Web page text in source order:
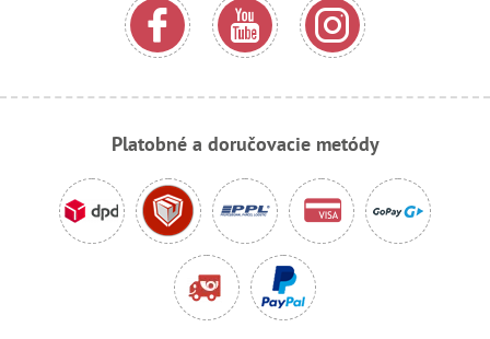
Platobné a doručovacie metódy